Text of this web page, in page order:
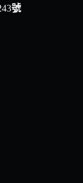
號